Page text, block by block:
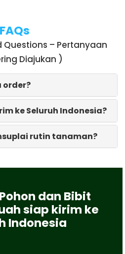
FAQs
Questions – Pertanyaan
Diajukan )
ke Seluruh Indonesia?
rutin tanaman?
dan Bibit
siap kirim ke
Indonesia